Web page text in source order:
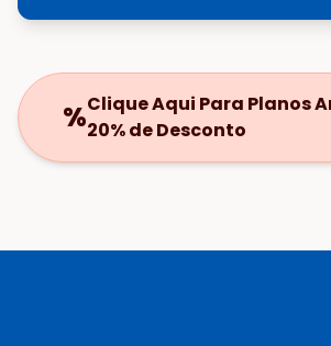
%Clique Aqui Para Planos
20% de Desconto